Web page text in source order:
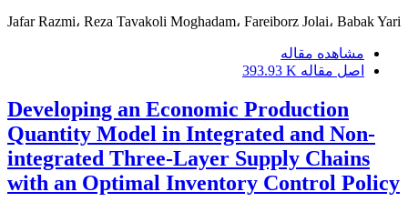
Jafar Razmi، Reza Tavakoli Moghadam، Fareiborz Jolai، Babak Yari
مشاهده مقاله
اصل مقاله 393.93 K
Developing an Economic Production
Quantity Model in Integrated and Non-
integrated Three-Layer Supply Chains
with an Optimal Inventory Control Policy